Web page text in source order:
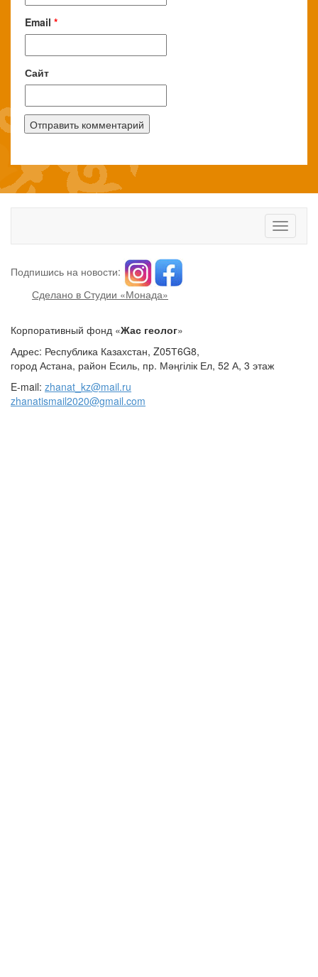
Email *
Сайт
Toggle
Подпишись на новости:
Сделано в Студии «Монада»
Корпоративный фонд «Жас геолог»
Адрес: Республика Казахстан, Z05Т6G8,
город Астана, район Есиль, пр. Мәңгілік Ел, 52 А, 3 этаж
E-mail: zhanat_kz@mail.ru
zhanatismail2020@gmail.com